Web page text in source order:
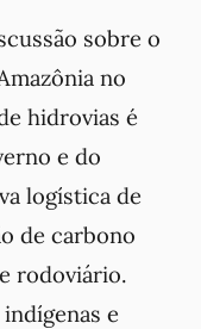
sobre o
no
hidrovias é
e do
logística de
de carbono
rodoviário.
e